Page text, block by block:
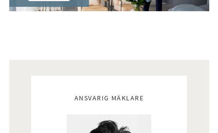
ANSVARIG MÄKLARE